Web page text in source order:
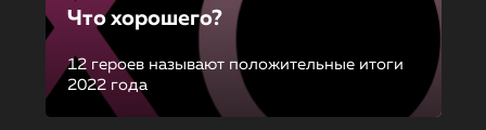
Что хорошего?
12 героев называют положительные итоги
2022 года